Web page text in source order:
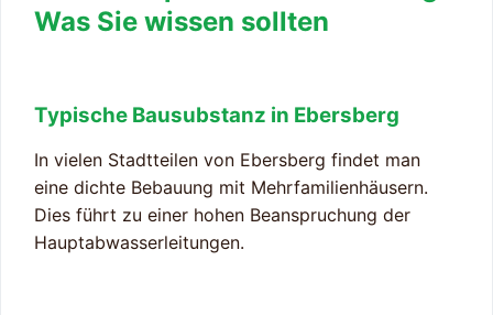
Was Sie wissen sollten
Typische Bausubstanz in Ebersberg
In vielen Stadtteilen von Ebersberg findet man
eine dichte Bebauung mit Mehrfamilienhäusern.
Dies führt zu einer hohen Beanspruchung der
Hauptabwasserleitungen.